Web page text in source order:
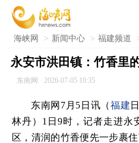
海峡网 > 新闻中心 > 福建频道
永安市洪田镇：竹香里
东南网 2026-07-05 10:35
东南网7月5日讯（福建
林丹）1日9时，记者走进永
区，清润的竹香便先一步裹